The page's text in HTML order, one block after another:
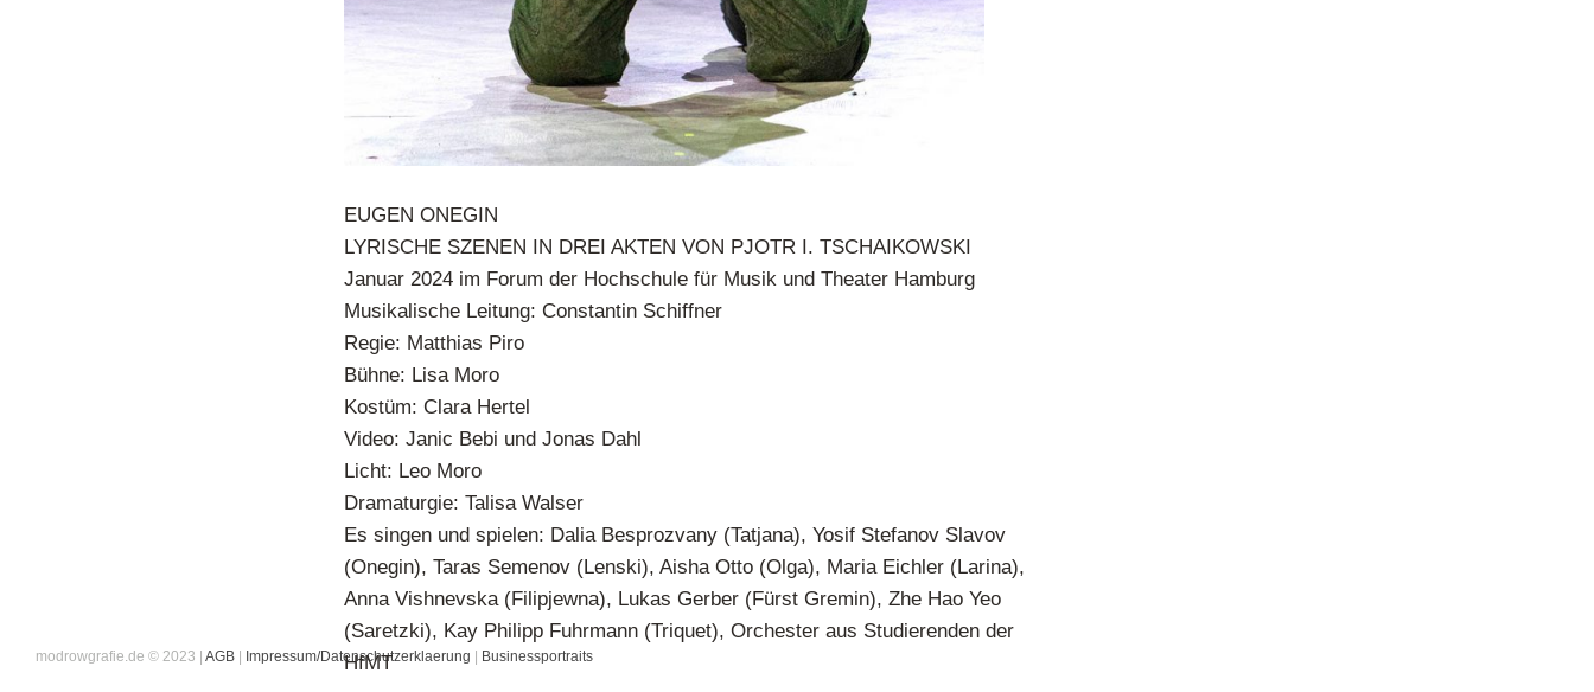
EUGEN ONEGIN
LYRISCHE SZENEN IN DREI AKTEN VON PJOTR I. TSCHAIKOWSKI
Januar 2024 im Forum der Hochschule für Musik und Theater Hamburg
Musikalische Leitung: Constantin Schiffner
Regie: Matthias Piro
Bühne: Lisa Moro
Kostüm: Clara Hertel
Video: Janic Bebi und Jonas Dahl
Licht: Leo Moro
Dramaturgie: Talisa Walser
Es singen und spielen: Dalia Besprozvany (Tatjana), Yosif Stefanov Slavov
(Onegin), Taras Semenov (Lenski), Aisha Otto (Olga), Maria Eichler (Larina),
Anna Vishnevska (Filipjewna), Lukas Gerber (Fürst Gremin), Zhe Hao Yeo
(Saretzki), Kay Philipp Fuhrmann (Triquet), Orchester aus Studierenden der
HfMT
modrowgrafie.de © 2023 | AGB| Impressum/Datenschutzerklaerung | Businessportraits